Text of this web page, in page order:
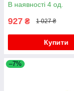
В наявності 4 од.
927 ₴ 1 027 ₴
Купити
–7%